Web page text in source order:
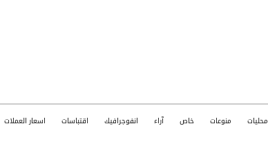
محليات منوعات خاص آراء انفوجرافيك اقتباسات اسعار العملات